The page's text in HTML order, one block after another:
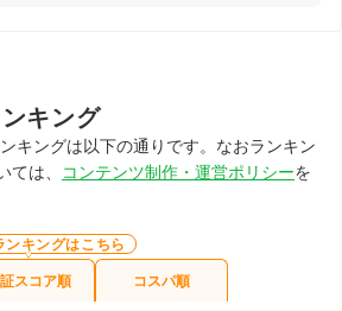
キング
キングは以下の通りです。なおランキン
ては、
コンテンツ制作・運営ポリシーを
ンキングはこちら
スコア順 コスパ順